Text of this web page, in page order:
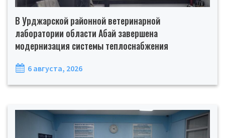
В Урджарской районной ветеринарной
лаборатории области Абай завершена
модернизация системы теплоснабжения
6 августа, 2026